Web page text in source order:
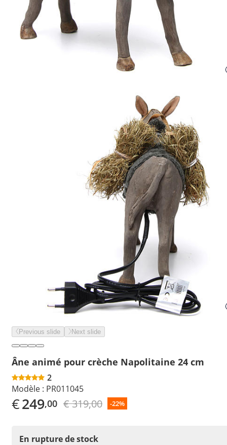
Previous slide Next slide
Âne animé pour crèche Napolitaine 24 cm
2
Modèle : PR011045
€249,00 € 319,00 -22%
En rupture de stock